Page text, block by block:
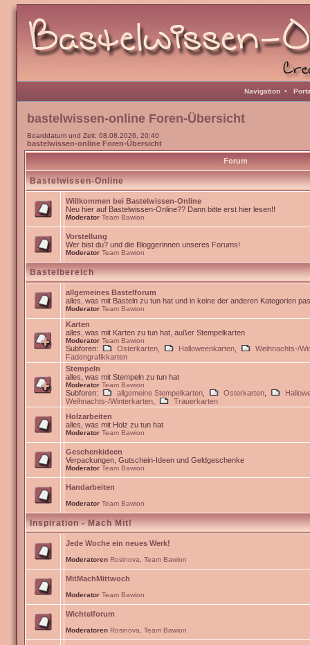
Navigation •
bastelwissen-online Foren-Übersicht
Boarddatum und Zeit: 08.08.2026, 20:40
bastelwissen-online Foren-Übersicht
Forum
Bastelwissen-Online
Willkommen bei Bastelwissen-Online
Neu hier auf Bastelwissen-Online?? Dann bitte erst hier lesen!!
Moderator Team Bawion
Vorstellung
Wer bist du? und die Bloggerinnen unseres Forums!
Moderator Team Bawion
Bastelbereich
allgemeines Bastelforum
alles, was mit Basteln zu tun hat und in keine der anderen Kategorien
Moderator Team Bawion
Karten
alles, was mit Karten zu tun hat, außer Stempelkarten
Moderator Team Bawion
Subforen: Osterkarten Halloweenkarten
Weihnachts-/
Fadengrafikkarten
Stempeln
alles, was mit Stempeln zu tun hat
Moderator Team Bawion
Subforen: allgemeine Stempelkarten Osterkarten
Weihnachts-/Winterkarten
Trauerkarten
Holzarbeiten
alles, was mit Holz zu tun hat
Moderator Team Bawion
Geschenkideen
Verpackungen, Gutschein-Ideen und Geldgeschenke
Moderator Team Bawion
Handarbeiten
Moderator Team Bawion
Inspiration - Mach Mit!
Jede Woche ein neues Werk!
Moderatoren Rosinova Team Bawion
MitMachMittwoch
Moderator Team Bawion
Wichtelforum
Moderatoren Rosinova Team Bawion